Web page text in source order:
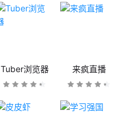
Tuber浏览器 来疯直播